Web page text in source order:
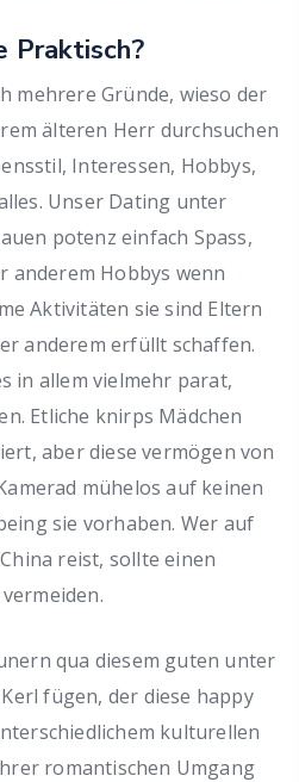
Praktisch?
mehrere Gründe, wieso der
älteren Herr durchsuchen
Interessen, Hobbys,
Unser Dating unter
potenz einfach Spass,
anderem Hobbys wenn
Aktivitäten sie sind Eltern
anderem erfüllt schaffen.
in allem vielmehr parat,
Etliche knirps Mädchen
aber diese vermögen von
mühelos auf keinen
sie vorhaben. Wer auf
reist, sollte einen
qua diesem guten unter
fügen, der diese happy
kulturellen
romantischen Umgang